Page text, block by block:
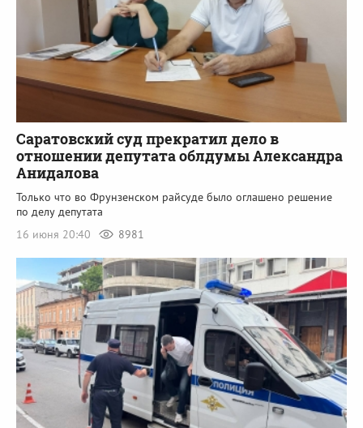
Саратовский суд прекратил дело в
отношении депутата облдумы Александра
Анидалова
Только что во Фрунзенском райсуде было оглашено решение
по делу депутата
16 июня 20:40
8981